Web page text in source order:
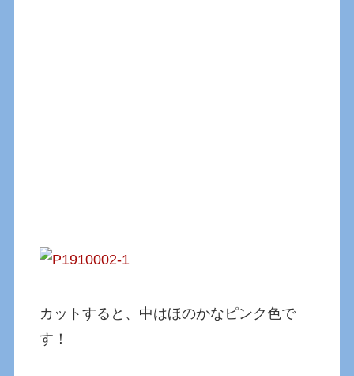
カットすると、中はほのかなピンク色で
す！